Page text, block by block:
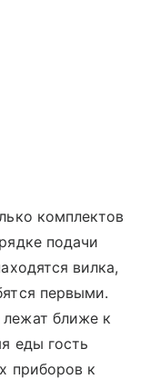
комплектов
подачи
вилка,
первыми.
ближе к
еды гость
приборов к